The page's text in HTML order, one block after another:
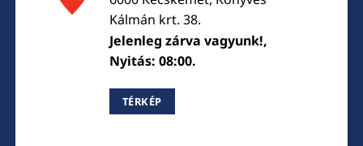
Kálmán krt. 38.
Jelenleg zárva vagyunk!,
Nyitás: 08:00.
TÉRKÉP